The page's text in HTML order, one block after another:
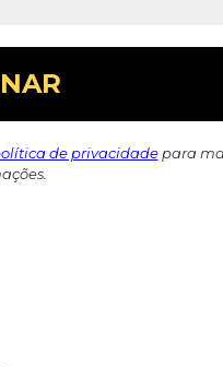
de privacidadepara